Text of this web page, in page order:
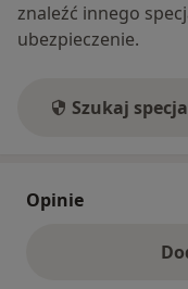
znaleźć innego
ubezpieczenie.
Szukaj
Opinie